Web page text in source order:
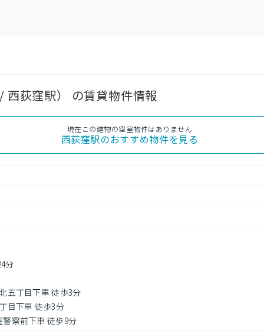
西荻窪駅） の賃貸物件情報
現在この建物の空室物件はありません
西荻窪駅のおすすめ物件を見る
分
五丁目下車 徒歩3分
目下車 徒歩3分
警察前下車 徒歩9分